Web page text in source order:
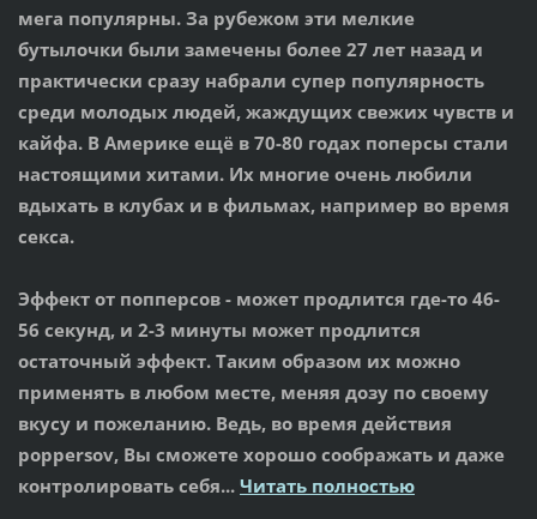
мега популярны. За рубежом эти мелкие
бутылочки были замечены более 27 лет назад и
практически сразу набрали супер популярность
среди молодых людей, жаждущих свежих чувств и
кайфа. В Америке ещё в 70-80 годах поперсы стали
настоящими хитами. Их многие очень любили
вдыхать в клубах и в фильмах, например во время
секса.
Эффект от попперсов- может продлится где-то 46-
56 секунд, и 2-3 минуты может продлится
остаточный эффект. Таким образом их можно
применять в любом месте, меняя дозу по своему
вкусу и пожеланию. Ведь, во время действия
poppersov, Вы сможете хорошо соображать и даже
контролировать себя... Читать полностью